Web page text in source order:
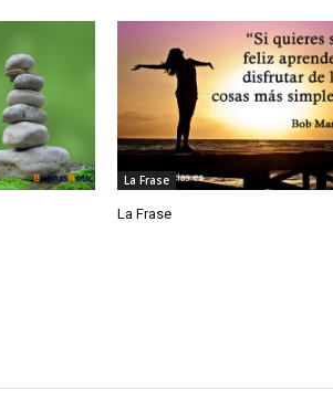
La Frase
La Frase